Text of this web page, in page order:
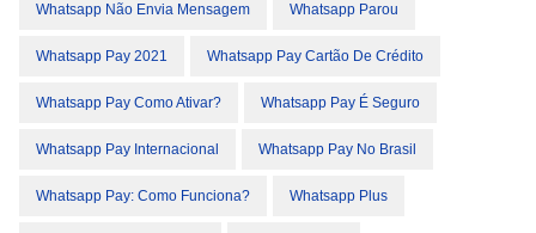
Whatsapp Não Envia Mensagem Whatsapp Parou
Whatsapp Pay 2021 Whatsapp Pay Cartão De Crédito
Whatsapp Pay Como Ativar? Whatsapp Pay É Seguro
Whatsapp Pay Internacional Whatsapp Pay No Brasil
Whatsapp Pay: Como Funciona? Whatsapp Plus